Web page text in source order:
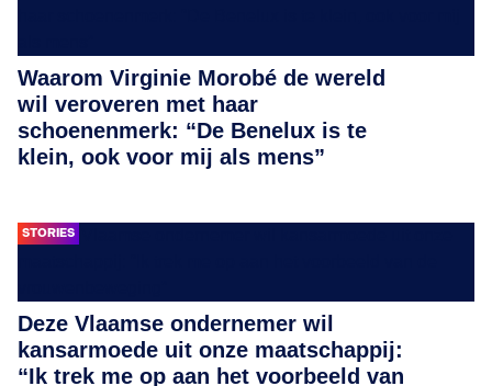
Waarom Virginie Morobé de wereld
wil veroveren met haar
schoenenmerk: “De Benelux is te
klein, ook voor mij als mens”
STORIES
Deze Vlaamse ondernemer wil
kansarmoede uit onze maatschappij:
“Ik trek me op aan het voorbeeld van